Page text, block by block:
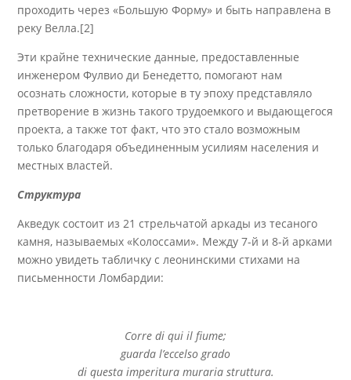
проходить через «Большую Форму» и быть направлена в
реку Велла.[2]
Эти крайне технические данные, предоставленные
инженером Фулвио ди Бенедетто, помогают нам
осознать сложности, которые в ту эпоху представляло
претворение в жизнь такого трудоемкого и выдающегося
проекта, а также тот факт, что это стало возможным
только благодаря объединенным усилиям населения и
местных властей.
Структура
Акведук состоит из 21 стрельчатой аркады из тесаного
камня, называемых «Колоссами». Между 7-й и 8-й арками
можно увидеть табличку с леонинскими стихами на
письменности Ломбардии:
Corre di qui il fiume;
guarda l’eccelso grado
di questa imperitura muraria struttura.